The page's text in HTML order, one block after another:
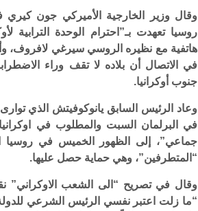
وقال وزير الخارجية الأميركي جون
روسيا تعهدت بـ”احترام الوحدة الترابية
هاتفية مع نظيره الروسي سيرغي لافروف،
في الاتصال أن بلاده لا تقف وراء
جنوب أوكرانيا.
وعاد الرئيس السابق يانوكوفيتش الذي توارى
في البرلمان السبت والمطلوب في
جماعي”، إلى الظهور الخميس في روسيا
“المتطرفين”، وهي حماية حصل عليها.
وقال في تصريح “الى الشعب الاوكراني”
“ما زلت اعتبر نفسي الرئيس الشرعي للدولة